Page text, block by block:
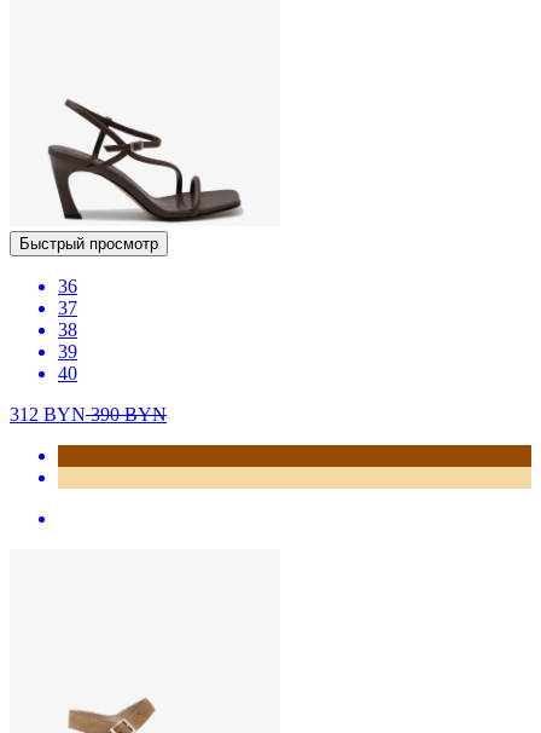
Быстрый просмотр
36
37
38
39
40
312 BYN390BYN